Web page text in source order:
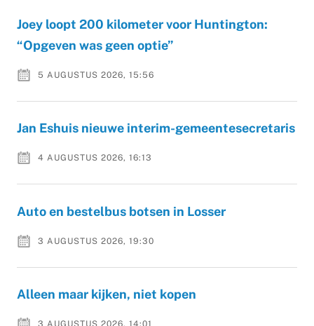
Joey loopt 200 kilometer voor Huntington:
“Opgeven was geen optie”
5 AUGUSTUS 2026, 15:56
Jan Eshuis nieuwe interim-gemeentesecretaris
4 AUGUSTUS 2026, 16:13
Auto en bestelbus botsen in Losser
3 AUGUSTUS 2026, 19:30
Alleen maar kijken, niet kopen